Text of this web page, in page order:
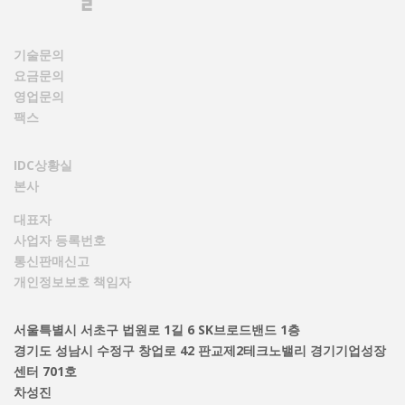
기술문의
요금문의
영업문의
팩스
IDC상황실
본사
대표자
사업자 등록번호
통신판매신고
개인정보보호 책임자
서울특별시 서초구 법원로 1길 6 SK브로드밴드 1층
경기도 성남시 수정구 창업로 42 판교제2테크노밸리 경기기업성장
센터 701호
차성진